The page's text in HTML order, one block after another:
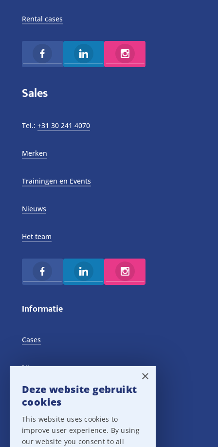
Rental cases
Sales
Tel.: +31 30 241 4070
Merken
Trainingen en Events
Nieuws
Het team
Informatie
Cases
Nieuws
Training Events
Privacy verklaring
×
Deze website gebruikt
cookies
This website uses cookies to
improve user experience. By using
our website you consent to all